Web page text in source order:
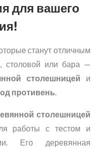
для вашего
станут отличным
столовой или бара —
столешницей и
противень.
столешницей
работы с тестом и
Его деревянная